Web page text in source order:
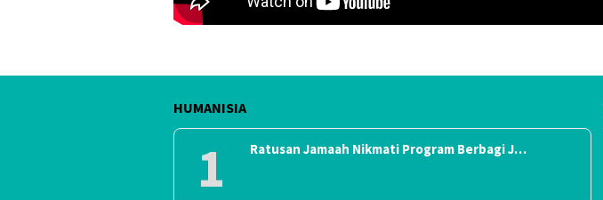
HUMANISIA
1 Ratusan Jamaah Nikmati Program Berbagi J…